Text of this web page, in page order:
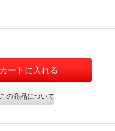
カートに入れる
この商品について問い合わせる